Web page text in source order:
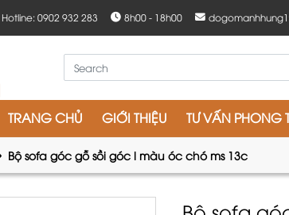
Hotline: 0902 932 283 8h00 - 18h00
TRANG CHỦ GIỚI THIỆU TƯ VẤN PHONG
Bộ sofa góc gỗ sồi góc l màu óc chó ms 13c